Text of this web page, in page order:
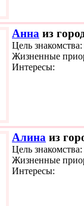
Анна из
Цель
Жизненные
Интересы:
Алина из
Цель
Жизненные
Интересы: